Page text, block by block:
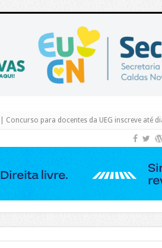
Concurso para docentes da UEG inscreve até